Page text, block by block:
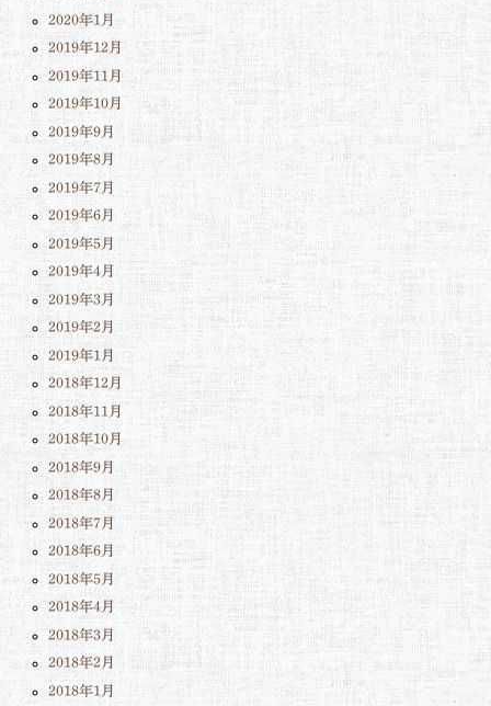
2020年1月
2019年12月
2019年11月
2019年10月
2019年9月
2019年8月
2019年7月
2019年6月
2019年5月
2019年4月
2019年3月
2019年2月
2019年1月
2018年12月
2018年11月
2018年10月
2018年9月
2018年8月
2018年7月
2018年6月
2018年5月
2018年4月
2018年3月
2018年2月
2018年1月